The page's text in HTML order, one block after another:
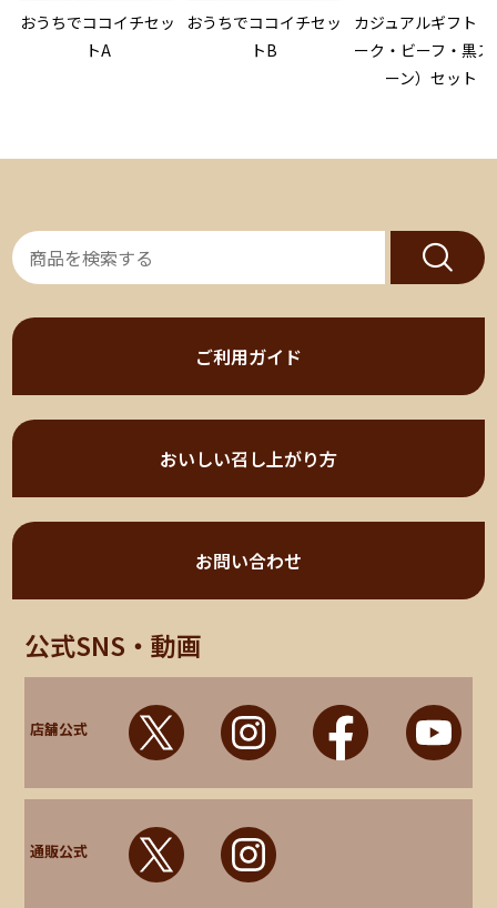
おうちでココイチセッ
トA
おうちでココイチセッ
トB
カジュアルギフト（
ーク・ビーフ・黒ス
ーン）セット
ご利用ガイド
おいしい召し上がり方
お問い合わせ
公式SNS・動画
店舗公式
通販公式